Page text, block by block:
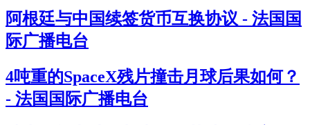
阿根廷与中国续签货币互换协议 - 法国国
际广播电台
4吨重的SpaceX残片撞击月球后果如何？
- 法国国际广播电台